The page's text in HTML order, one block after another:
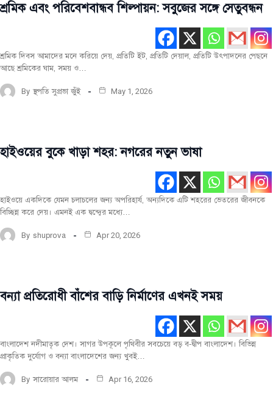
মূল
পোস্ট
শ্রমিক এবং পরিবেশবান্ধব শিল্পায়ন: সবুজের সঙ্গে সেতুবন্ধন
শ্রমিক দিবস আমাদের মনে করিয়ে দেয়, প্রতিটি ইট, প্রতিটি দেয়াল, প্রতিটি উৎপাদনের পেছনে
আছে শ্রমিকের ঘাম, সময় ও…
By স্থপতি সুপ্রভা জুঁই May 1, 2026
মূল
পোস্ট
নগরায়ন
সর্বশেষ
হাইওয়ের বুকে খাড়া শহর: নগরের নতুন ভাষা
হাইওয়ে একদিকে যেমন চলাচলের জন্য অপরিহার্য, অন্যদিকে এটি শহরের ভেতরের জীবনকে
বিচ্ছিন্ন করে দেয়। এমনই এক দ্বন্দ্বের মধ্যে…
By shuprova Apr 20, 2026
মূল
নির্মাণ
কৌশল
নির্মাণে
বন্যা প্রতিরোধী বাঁশের বাড়ি নির্মাণের এখনই সময়
বাংলাদেশ নদীমাতৃক দেশ। সাগর উপকূলে পৃথিবীর সবচেয়ে বড় ব-দ্বীপ বাংলাদেশ। বিভিন্ন
প্রাকৃতিক দুর্যোগ ও বন্যা বাংলাদেশের জন্য খুবই…
By সারোয়ার আলম Apr 16, 2026